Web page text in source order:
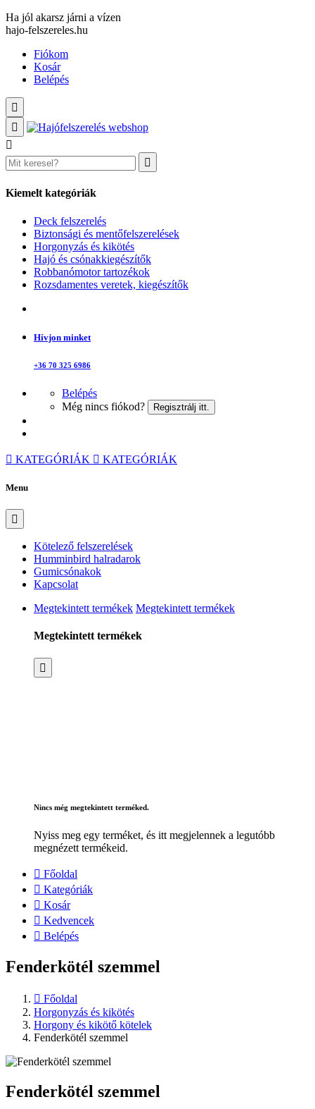
Ha jól akarsz járni a vízen
hajo-felszereles.hu
Fiókom
Kosár
Belépés
Kiemelt kategóriák
Deck felszerelés
Biztonsági és mentőfelszerelések
Horgonyzás és kikötés
Hajó és csónakkiegészítők
Robbanómotor tartozékok
Rozsdamentes veretek, kiegészítők
Hívjon minket
+36 70 325 6986
Belépés
Még nincs fiókod?
Regisztrálj itt.
KATEGÓRIÁK KATEGÓRIÁK
Menu
Kötelező felszerelések
Humminbird halradarok
Gumicsónakok
Kapcsolat
Megtekintett termékek Megtekintett termékek
Megtekintett termékek
Nincs még megtekintett terméked.
Nyiss meg egy terméket, és itt megjelennek a legutóbb
megnézett termékeid.
Főoldal
Kategóriák
Kosár
Kedvencek
Belépés
Fenderkötél szemmel
Főoldal
Horgonyzás és kikötés
Horgony és kikötő kötelek
Fenderkötél szemmel
Fenderkötél szemmel